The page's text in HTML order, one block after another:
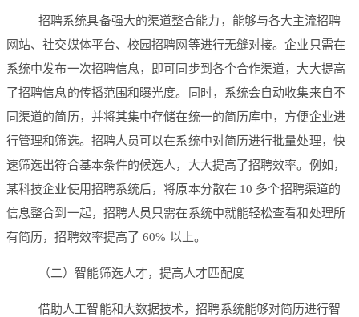
招聘系统具备强大的渠道整合能力，能够与各大主流招聘
网站、社交媒体平台、校园招聘网等进行无缝对接。企业只需在
系统中发布一次招聘信息，即可同步到各个合作渠道，大大提高
了招聘信息的传播范围和曝光度。同时，系统会自动收集来自不
同渠道的简历，并将其集中存储在统一的简历库中，方便企业进
行管理和筛选。招聘人员可以在系统中对简历进行批量处理，快
速筛选出符合基本条件的候选人，大大提高了招聘效率。例如，
某科技企业使用招聘系统后，将原本分散在 10 多个招聘渠道的
信息整合到一起，招聘人员只需在系统中就能轻松查看和处理所
有简历，招聘效率提高了 60% 以上。
（二）智能筛选人才，提高人才匹配度
借助人工智能和大数据技术，招聘系统能够对简历进行智